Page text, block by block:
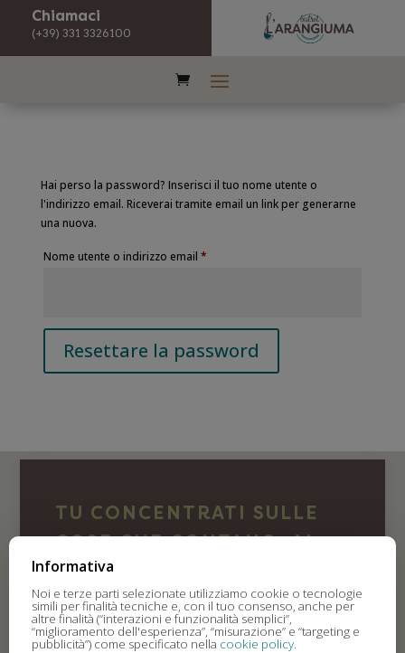
Chiamaci
(+39) 331 3326100
Hai perso la password? Inserisci il tuo nome utente o
l'indirizzo email. Riceverai tramite email un link per generarne
una nuova.
Nome utente o indirizzo email *Richiesto
Resettare la password
TU CONCENTRATI SULLE
COSE CHE CONTANO, AL
“MANGIARE” CI PENSIAMO
NOI.
Informativa
Noi e terze parti selezionate utilizziamo cookie o tecnologie
simili per finalità tecniche e, con il tuo consenso, anche per
altre finalità (“interazioni e funzionalità semplici”,
“miglioramento dell'esperienza”, “misurazione” e “targeting e
pubblicità”) come specificato nella cookie policy.